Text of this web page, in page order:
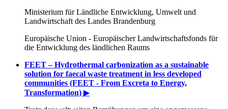
Ministerium für Ländliche Entwicklung, Umwelt und
Landwirtschaft des Landes Brandenburg
Europäische Union - Europäischer Landwirtschaftsfonds für
die Entwicklung des ländlichen Raums
FEET – Hydrothermal carbonization as a sustainable
solution for faecal waste treatment in less developed
communities (FEET - From Excreta to Energy,
Transformation) ▶